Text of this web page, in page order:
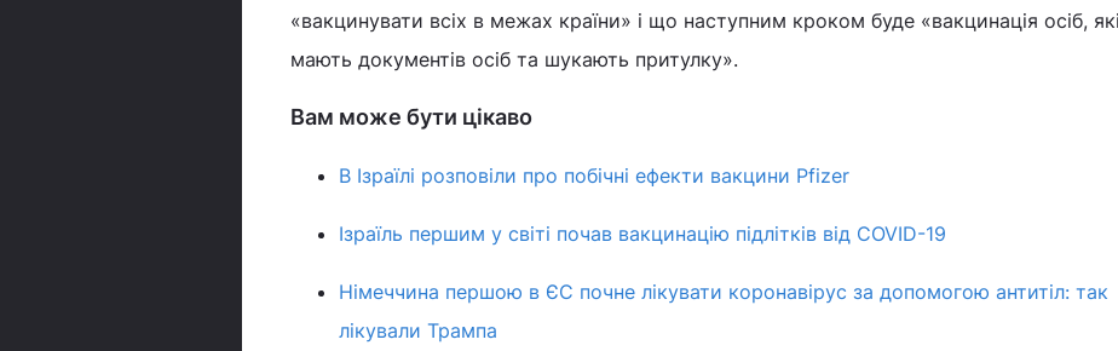
«вакцинувати всіх в межах країни» і що наступним кроком буде «вакцинація осіб,
мають документів осіб та шукають притулку».
Вам може бути цікаво
В Ізраїлі розповіли про побічні ефекти вакцини Pfizer
Ізраїль першим у світі почав вакцинацію підлітків від COVID-19
Німеччина першою в ЄС почне лікувати коронавірус за допомогою антитіл: так
лікували Трампа